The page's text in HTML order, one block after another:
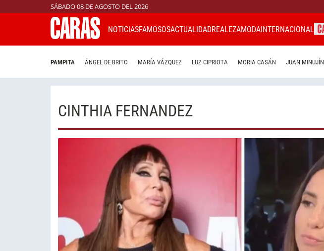
SÁBADO 08 DE AGOSTO DEL 2026
NOTICIASFAMOSOSACTUALIDADREALEZAMODAINTERNACIONAL
PAMPITA ÁNGEL DE BRITO MARÍA VÁZQUEZ LUZ CIPRIOTA MORIA CASÁN JUAN MINUJÍN
CINTHIA FERNANDEZ